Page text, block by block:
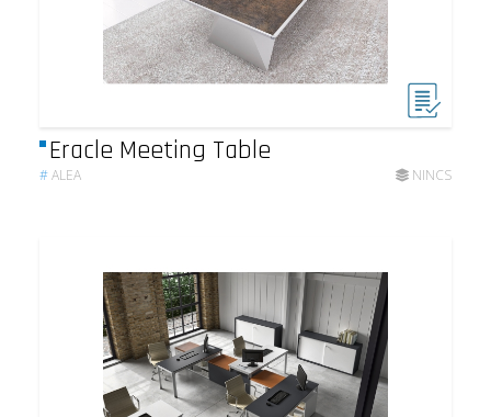
Eracle Meeting Table
#ALEA NINCS